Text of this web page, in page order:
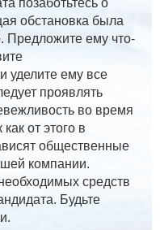
обстановка была
Предложите ему что-
уделите ему все
проявлять
во время
от этого в
общественные
компании.
средств
Будьте